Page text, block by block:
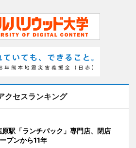
クセスランキング
駅「ランチパック」専門店、閉店
プンから11年